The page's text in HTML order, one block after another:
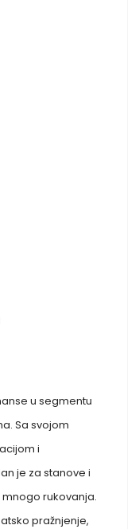
u segmentu
Sa svojom
i
je za stanove i
rukovanja.
pražnjenje,